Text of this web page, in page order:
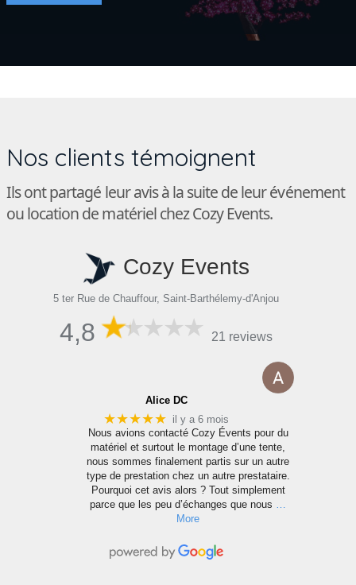
Nos clients témoignent
Ils ont partagé leur avis à la suite de leur événement
ou location de matériel chez Cozy Events.
Cozy Events
5 ter Rue de Chauffour, Saint-Barthélemy-d'Anjou
4,8 21 reviews
Alice DC
★★★★★ il y a 6 mois
Nous avions contacté Cozy Évents pour du
matériel et surtout le montage d’une tente,
nous sommes finalement partis sur un autre
type de prestation chez un autre prestataire.
Pourquoi cet avis alors ? Tout simplement
parce que les peu d’échanges que nous …
More